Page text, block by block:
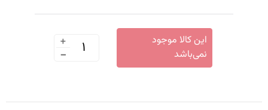
+
-
این کالا موجود
نمی‌باشد